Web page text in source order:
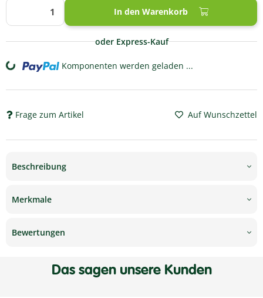
In den Warenkorb
oder Express-Kauf
Loading... Komponenten werden geladen ...
Frage zum Artikel Auf Wunschzettel
Beschreibung
Merkmale
Bewertungen
Das sagen unsere Kunden